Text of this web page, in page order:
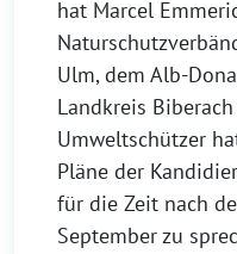
hat Marcel
Ulm, dem Alb-
Landkreis
Umweltschützer
Pläne der
für die Zeit nach
September zu